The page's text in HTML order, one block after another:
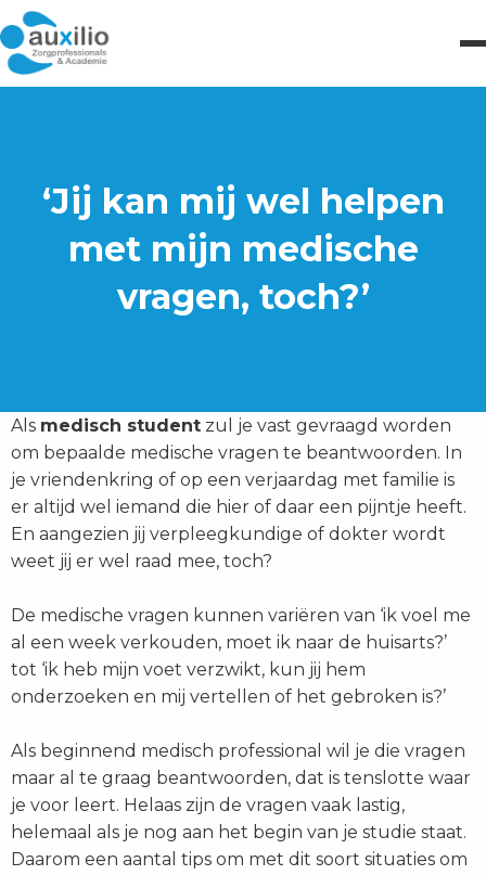
‘Jij kan mij wel helpen
met mijn medische
vragen, toch?’
Als medisch student zul je vast gevraagd worden
om bepaalde medische vragen te beantwoorden. In
je vriendenkring of op een verjaardag met familie is
er altijd wel iemand die hier of daar een pijntje heeft.
En aangezien jij verpleegkundige of dokter wordt
weet jij er wel raad mee, toch?
De medische vragen kunnen variëren van ‘ik voel me
al een week verkouden, moet ik naar de huisarts?’
tot ‘ik heb mijn voet verzwikt, kun jij hem
onderzoeken en mij vertellen of het gebroken is?’
Als beginnend medisch professional wil je die vragen
maar al te graag beantwoorden, dat is tenslotte waar
je voor leert. Helaas zijn de vragen vaak lastig,
helemaal als je nog aan het begin van je studie staat.
Daarom een aantal tips om met dit soort situaties om